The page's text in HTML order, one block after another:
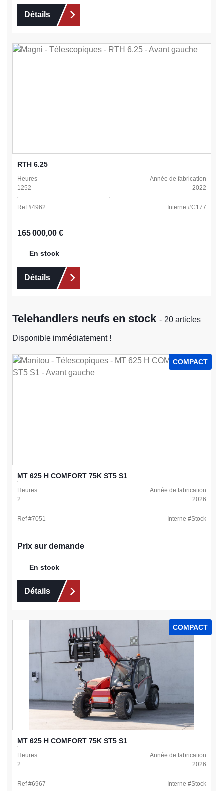
Détails
RTH 6.25
Heures
1252
Année de fabrication
2022
Ref #4962 Interne #C177
Prix régulier :
165 000,00 €
En stock
Détails
Telehandlers neufs en stock- 20 articles
Disponible immédiatement !
COMPACT
MT 625 H COMFORT 75K ST5 S1
Heures
2
Année de fabrication
2026
Ref #7051 Interne #Stock
Prix sur demande
En stock
Détails
COMPACT
MT 625 H COMFORT 75K ST5 S1
Heures
2
Année de fabrication
2026
Ref #6967 Interne #Stock